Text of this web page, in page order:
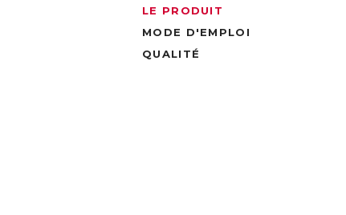
LE PRODUIT
MODE D'EMPLOI
QUALITÉ